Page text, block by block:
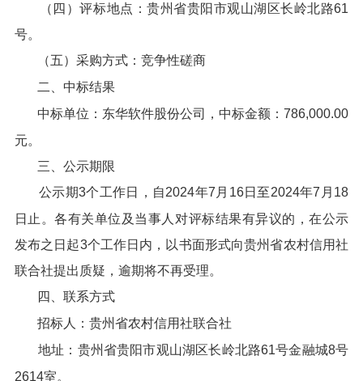
（四）评标地点：贵州省贵阳市观山湖区长岭北路61
号。
（五）采购方式：竞争性磋商
二、中标结果
中标单位：东华软件股份公司，中标金额：786,000.00
元。
三、公示期限
公示期3个工作日，自2024年7月16日至2024年7月18
日止。各有关单位及当事人对评标结果有异议的，在公示
发布之日起3个工作日内，以书面形式向贵州省农村信用社
联合社提出质疑，逾期将不再受理。
四、联系方式
招标人：贵州省农村信用社联合社
地址：贵州省贵阳市观山湖区长岭北路61号金融城8号
2614室。